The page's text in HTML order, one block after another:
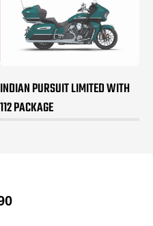
INDIAN PURSUIT LIMITED WITH
112 PACKAGE